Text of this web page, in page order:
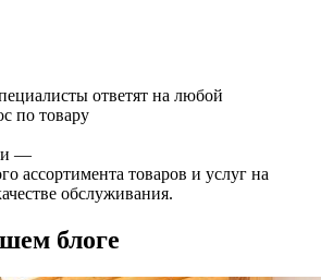
ответят на любой
по товару
—
ассортимента товаров и услуг на
обслуживания.
блоге